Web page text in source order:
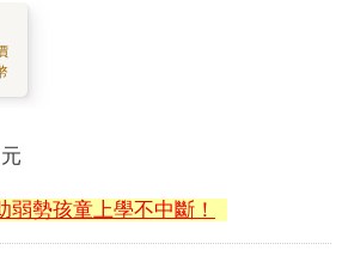
元
弱勢孩童上學不中斷！